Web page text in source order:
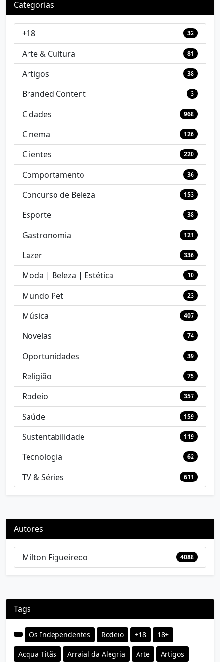
Categorias
+18 32
Arte & Cultura 81
Artigos 38
Branded Content 3
Cidades 968
Cinema 126
Clientes 220
Comportamento 36
Concurso de Beleza 153
Esporte 38
Gastronomia 121
Lazer 336
Moda | Beleza | Estética 10
Mundo Pet 23
Música 407
Novelas 74
Oportunidades 39
Religião 75
Rodeio 357
Saúde 159
Sustentabilidade 119
Tecnologia 62
TV & Séries 611
Autores
Milton Figueiredo 4088
Tags
Os Independentes Rodeio +18 18+
Acqua Titãs Arraial da Alegria Arte Artigos